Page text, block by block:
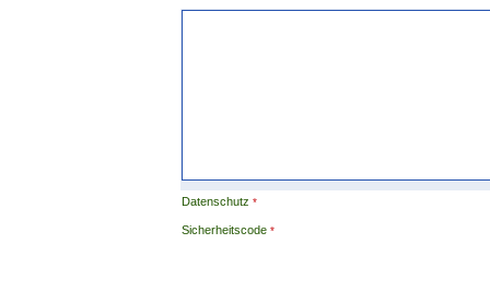
Datenschutz
Sicherheitscode